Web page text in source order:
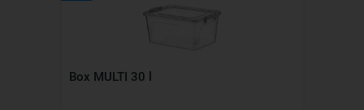
Box MULTI 30 l